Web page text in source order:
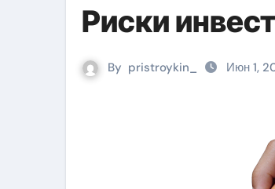
Риски
By pristroykin_ Июн 1,